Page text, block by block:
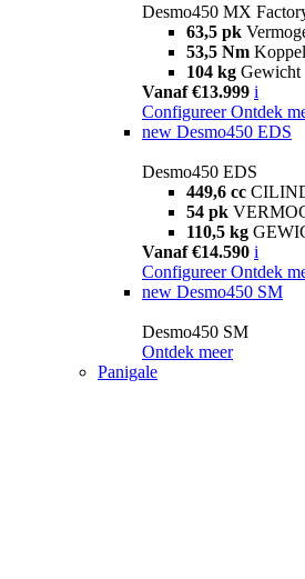
Desmo450 MX
63,5 pk
53,5 Nm Koppel
104 kg Gewicht
Vanaf €13.999 i
Configureer Ontdek
new Desmo450 EDS
Desmo450 EDS
449,6 cc
54 pk
110,5 kg
Vanaf €14.590 i
Configureer Ontdek
new Desmo450 SM
Desmo450 SM
Ontdek meer
Panigale